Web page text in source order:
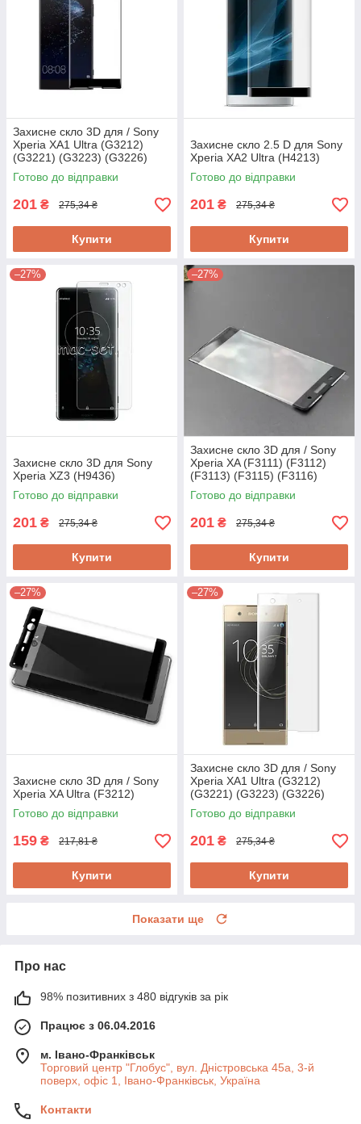
Захисне скло 3D для / Sony
Xperia XA1 Ultra (G3212)
(G3221) (G3223) (G3226)
Готово до відправки
201 ₴ 275,34 ₴
Купити
Захисне скло 2.5 D для Sony
Xperia XA2 Ultra (H4213)
Готово до відправки
201 ₴ 275,34 ₴
Купити
–27%
Захисне скло 3D для Sony
Xperia XZ3 (H9436)
Готово до відправки
201 ₴ 275,34 ₴
Купити
–27%
Захисне скло 3D для / Sony
Xperia XA (F3111) (F3112)
(F3113) (F3115) (F3116)
Готово до відправки
201 ₴ 275,34 ₴
Купити
–27%
Захисне скло 3D для / Sony
Xperia XA Ultra (F3212)
Готово до відправки
159 ₴ 217,81 ₴
Купити
–27%
Захисне скло 3D для / Sony
Xperia XA1 Ultra (G3212)
(G3221) (G3223) (G3226)
Прозоре
Готово до відправки
201 ₴ 275,34 ₴
Купити
Показати ще
Про нас
98% позитивних з 480 відгуків за рік
Працює з 06.04.2016
м. Івано-Франківськ
Торговий центр "Глобус", вул. Дністровська 45а, 3-й
поверх, офіс 1, Івано-Франківськ, Україна
Контакти